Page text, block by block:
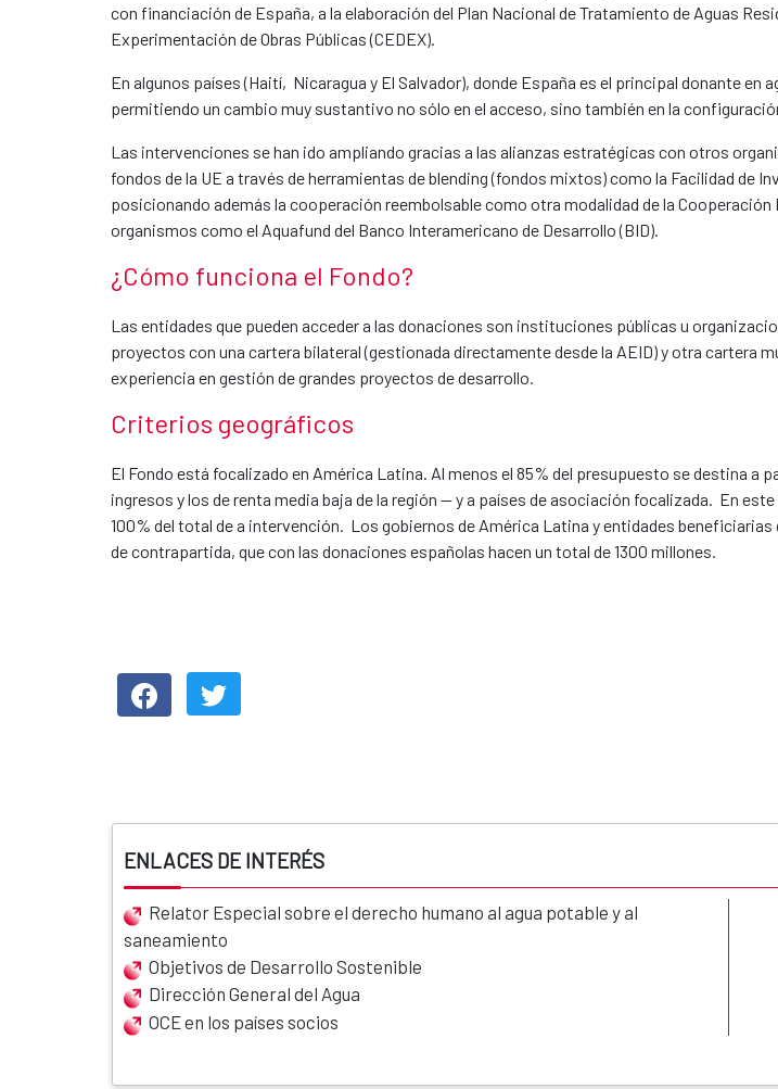
con financiación de España, a la elaboración del Plan Nacional de Tratamiento de Aguas
Experimentación de Obras Públicas (CEDEX).
En algunos países (Haití, Nicaragua y El Salvador), donde España es el principal donante en
permitiendo un cambio muy sustantivo no sólo en el acceso, sino también en la
Las intervenciones se han ido ampliando gracias a las alianzas estratégicas con otros
fondos de la UE a través de herramientas de blending (fondos mixtos) como la Facilidad de
posicionando además la cooperación reembolsable como otra modalidad de la
organismos como el Aquafund del Banco Interamericano de Desarrollo (BID).
¿Cómo funciona el Fondo?
Las entidades que pueden acceder a las donaciones son instituciones públicas u
proyectos con una cartera bilateral (gestionada directamente desde la AEID) y otra cartera
experiencia en gestión de grandes proyectos de desarrollo.
Criterios geográficos
El Fondo está focalizado en América Latina. Al menos el 85% del presupuesto se destina a
ingresos y los de renta media baja de la región -- y a países de asociación focalizada. En
100% del total de a intervención. Los gobiernos de América Latina y entidades
de contrapartida, que con las donaciones españolas hacen un total de 1300 millones.​
ENLACES DE INTERÉS
Relator Especial sobre el derecho humano al agua potable y al
saneamiento
Objetivos de Desarrollo Sostenible
Dirección General del Agua
OCE en los países socios